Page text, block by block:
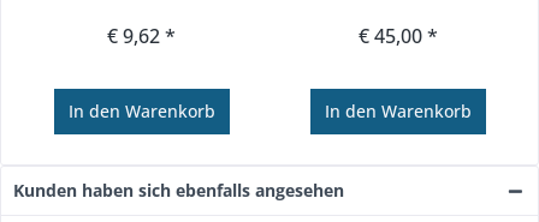
€ 9,62 *
In den Warenkorb
€ 45,00 *
In den Warenkorb
Kunden haben sich ebenfalls angesehen